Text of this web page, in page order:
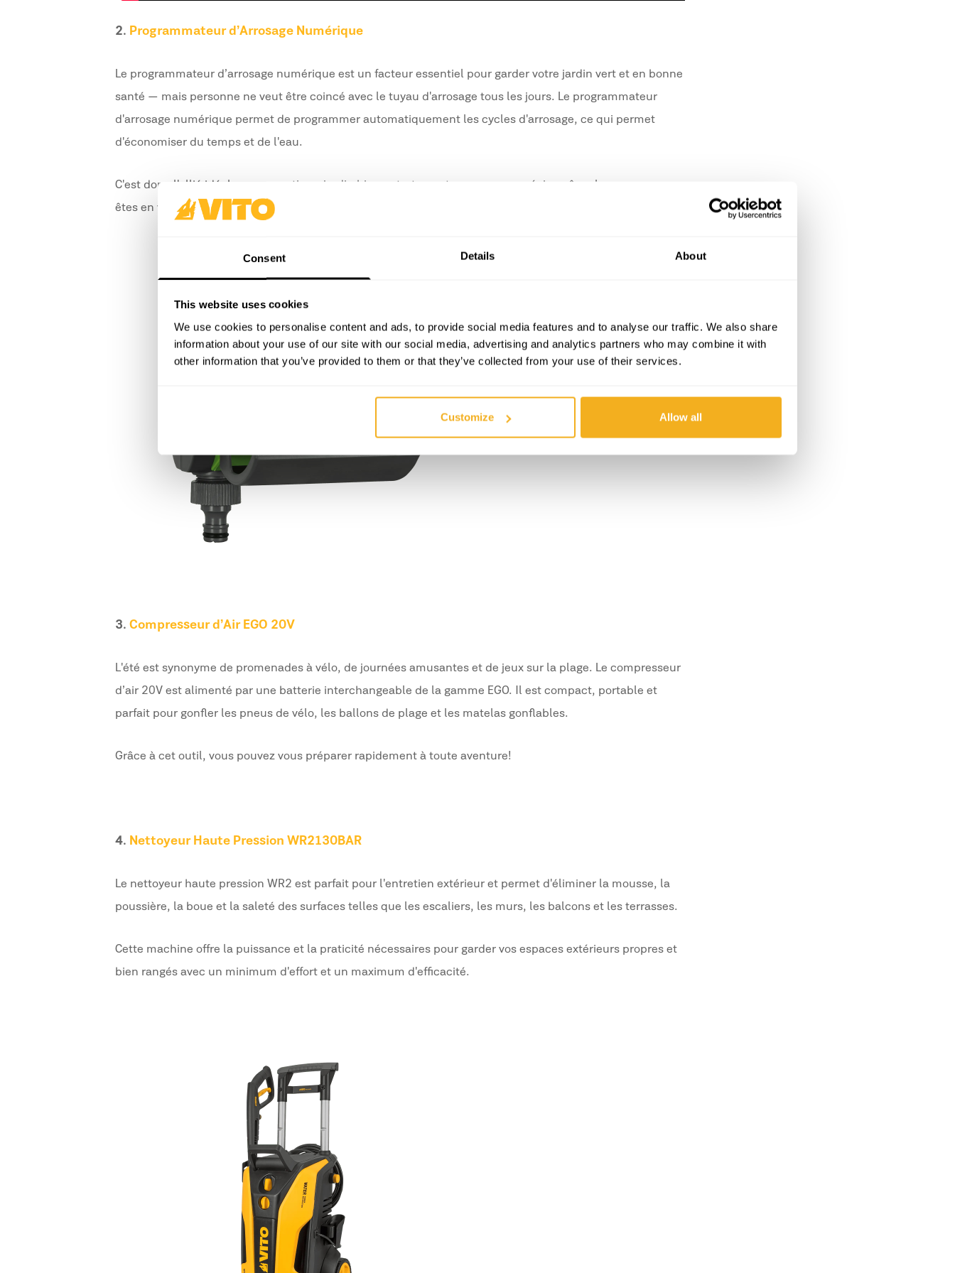
Consent Details About
This website uses cookies
We use cookies to personalise content and ads, to provide social media features and to analyse our traffic. We also share
information about your use of our site with our social media, advertising and analytics partners who may combine it with
other information that you’ve provided to them or that they’ve collected from your use of their services.
Customize Allow all
2. Programmateur d’Arrosage Numérique
Le programmateur d’arrosage numérique est un facteur essentiel pour garder votre jardin vert et en bonne
santé — mais personne ne veut être coincé avec le tuyau d'arrosage tous les jours. Le programmateur
d'arrosage numérique permet de programmer automatiquement les cycles d'arrosage, ce qui permet
d'économiser du temps et de l'eau.
C'est donc l'allié idéal pour garantir un jardin bien entretenu et un arrosage précis, même lorsque vous
êtes en vacances.
3. Compresseur d’Air EGO 20V
L'été est synonyme de promenades à vélo, de journées amusantes et de jeux sur la plage. Le compresseur
d’air 20V est alimenté par une batterie interchangeable de la gamme EGO. Il est compact, portable et
parfait pour gonfler les pneus de vélo, les ballons de plage et les matelas gonflables.
Grâce à cet outil, vous pouvez vous préparer rapidement à toute aventure !
4. Nettoyeur Haute Pression WR2 130BAR
Le nettoyeur haute pression WR2 est parfait pour l'entretien extérieur et permet d'éliminer la mousse, la
poussière, la boue et la saleté des surfaces telles que les escaliers, les murs, les balcons et les terrasses.
Cette machine offre la puissance et la praticité nécessaires pour garder vos espaces extérieurs propres et
bien rangés avec un minimum d'effort et un maximum d'efficacité.